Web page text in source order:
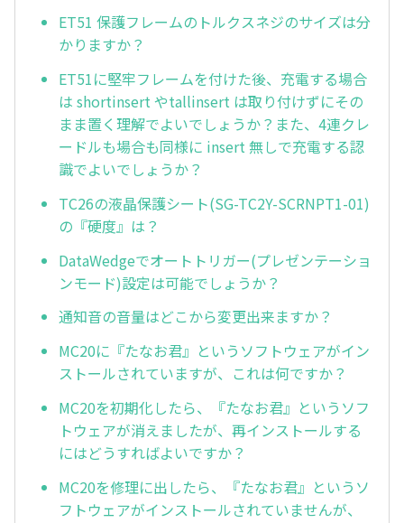
ET51 保護フレームのトルクスネジのサイズは分
かりますか？
ET51に堅牢フレームを付けた後、充電する場合
は shortinsert やtallinsert は取り付けずにその
まま置く理解でよいでしょうか？また、4連クレ
ードルも場合も同様に insert 無しで充電する認
識でよいでしょうか？
TC26の液晶保護シート(SG-TC2Y-SCRNPT1-01)
の『硬度』は？
DataWedgeでオートトリガー(プレゼンテーショ
ンモード)設定は可能でしょうか？
通知音の音量はどこから変更出来ますか？
MC20に『たなお君』というソフトウェアがイン
ストールされていますが、これは何ですか？
MC20を初期化したら、『たなお君』というソフ
トウェアが消えましたが、再インストールする
にはどうすればよいですか？
MC20を修理に出したら、『たなお君』というソ
フトウェアがインストールされていませんが、